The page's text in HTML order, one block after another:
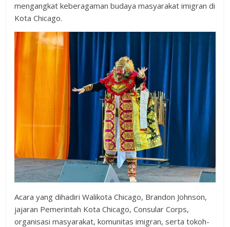
mengangkat keberagaman budaya masyarakat imigran di
Kota Chicago.
Acara yang dihadiri Walikota Chicago, Brandon Johnson,
jajaran Pemerintah Kota Chicago, Consular Corps,
organisasi masyarakat, komunitas imigran, serta tokoh-